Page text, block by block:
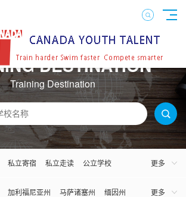
DESTINATION
Training Destination
更多
私立寄宿 私立走读
公立学校
更多
加利福尼亚州 马萨诸塞州
缅因州